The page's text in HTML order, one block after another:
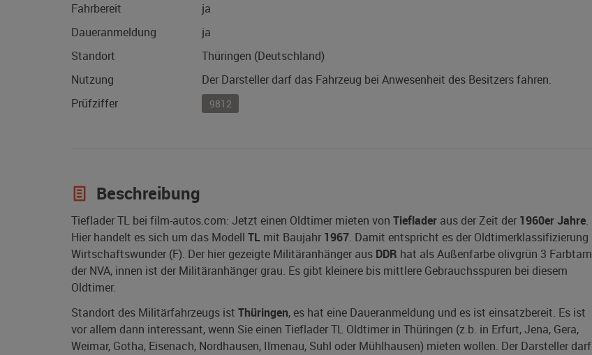
Fahrbereit
ja
Daueranmeldung
ja
Standort
Thüringen (Deutschland)
Nutzung
Der Darsteller darf das Fahrzeug bei Anwesenheit des Besitzers fahren.
Prüfziffer
9812
Beschreibung
Tieflader TL bei film-autos.com: Jetzt einen Oldtimer mieten von Tieflader aus der Zeit der 1960er Jahre.
Hier handelt es sich um das Modell TL mit Baujahr 1967. Damit entspricht es der Oldtimerklassifizierung
Wirtschaftswunder (F). Der hier gezeigte Militäranhänger aus DDR hat als Außenfarbe olivgrün 3 Farbtarn
der NVA, innen ist der Militäranhänger grau. Es gibt kleinere bis mittlere Gebrauchsspuren bei diesem
Oldtimer.
Standort des Militärfahrzeugs ist Thüringen, es hat eine Daueranmeldung und es ist einsatzbereit. Es ist
vor allem dann interessant, wenn Sie einen Tieflader TL Oldtimer in Thüringen (z.b. in Erfurt, Jena, Gera,
Weimar, Gotha, Eisenach, Nordhausen, Ilmenau, Suhl oder Mühlhausen) mieten wollen. Der Darsteller darf